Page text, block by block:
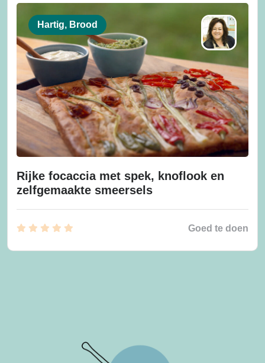
Hartig, Brood
Rijke focaccia met spek, knoflook en
zelfgemaakte smeersels
Goed te doen